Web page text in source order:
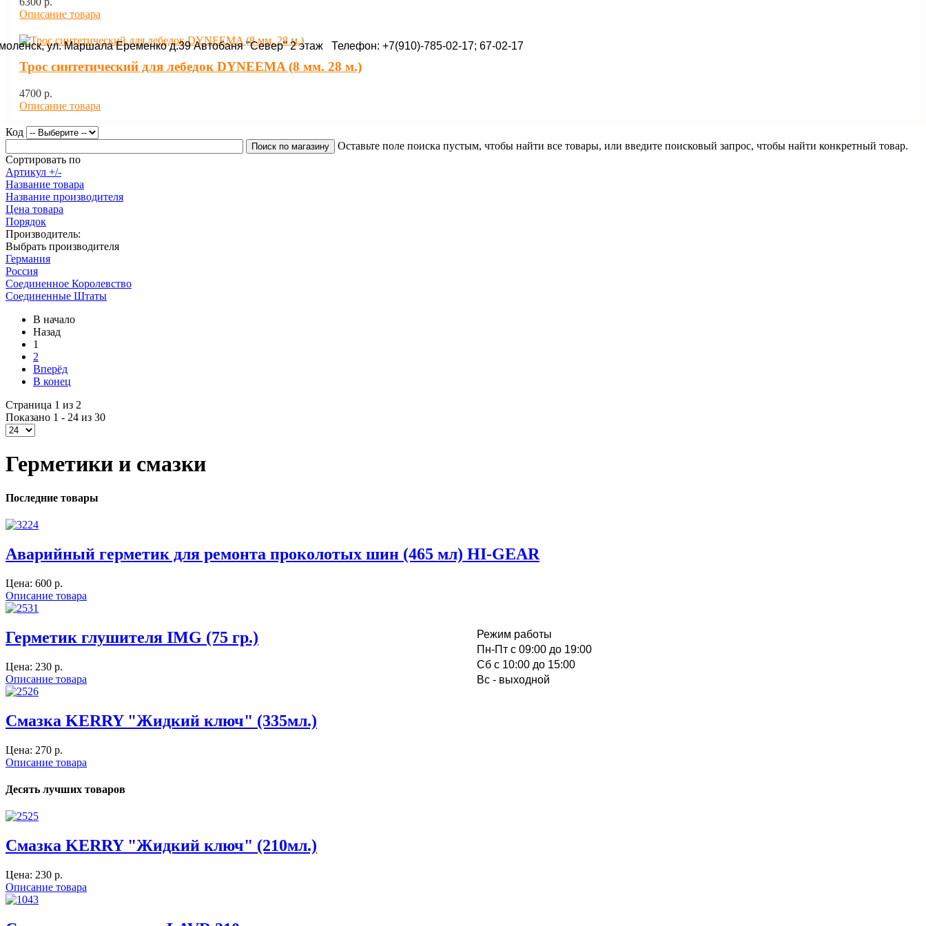
Режим работы
Пн-Пт с 09:00 до 19:00
Cб с 10:00 до 15:00
Вс - выходной
ул. Маршала Еременко д.39 Автобаня "Север" 2 этаж Телефон: +7(910)-785-02-17; 67-02-17
Описание товара
Трос синтетический для лебедок DYNEEMA (8 мм. 28 м.)
4700 p.
Описание товара
Код
Оставьте поле поиска пустым, чтобы найти все товары, или введите поисковый запрос, чтобы найти конкретный товар.
Сортировать по
Артикул +/-
Название товара
Название производителя
Цена товара
Порядок
Производитель:
Выбрать производителя
Германия
Россия
Соединенное Королевство
Соединенные Штаты
В начало
Назад
1
2
Вперёд
В конец
Страница 1 из 2
Показано 1 - 24 из 30
Герметики и смазки
Последние товары
Аварийный герметик для ремонта проколотых шин (465 мл) HI-GEAR
Цена: 600 p.
Описание товара
Герметик глушителя IMG (75 гр.)
Цена: 230 p.
Описание товара
Смазка KERRY "Жидкий ключ" (335мл.)
Цена: 270 p.
Описание товара
Десять лучших товаров
Смазка KERRY "Жидкий ключ" (210мл.)
Цена: 230 p.
Описание товара